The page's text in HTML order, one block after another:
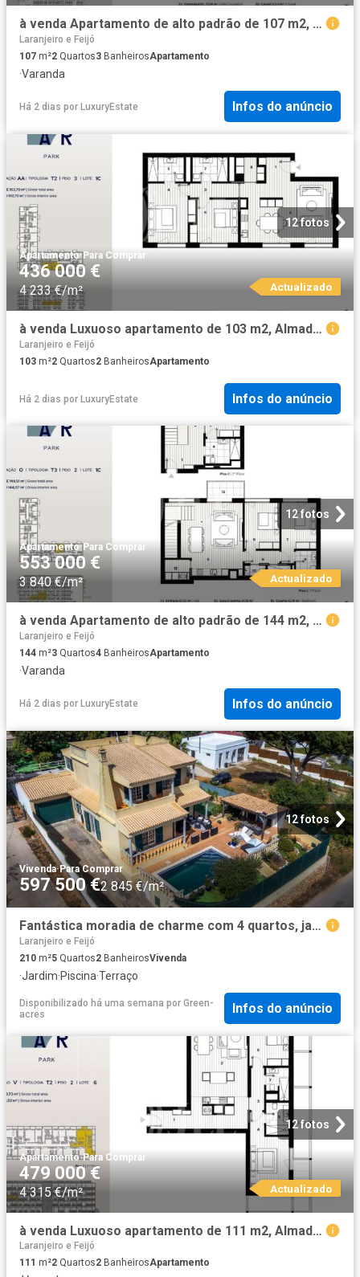
à venda Apartamento de alto padrão de 107 m2, Almada, Setúbal
Laranjeiro e Feijó
107 m²2 Quartos3 BanheirosApartamento
·Varanda
Há 2 dias por LuxuryEstate Infos do anúncio
12 fotos
Apartamento·Para Comprar
436 000 €
4 233 €/m² Actualizado
à venda Luxuoso apartamento de 103 m2, Almada, Setúbal
Laranjeiro e Feijó
103 m²2 Quartos2 BanheirosApartamento
Há 2 dias por LuxuryEstate Infos do anúncio
12 fotos
Apartamento·Para Comprar
553 000 €
3 840 €/m² Actualizado
à venda Apartamento de alto padrão de 144 m2, Almada, Portugal
Laranjeiro e Feijó
144 m²3 Quartos4 BanheirosApartamento
·Varanda
Há 2 dias por LuxuryEstate Infos do anúncio
12 fotos
Vivenda·Para Comprar
597 500 €2 845 €/m²
Fantástica moradia de charme com 4 quartos, jardim e piscina. 210m² Laranjeiro e Feijó
Laranjeiro e Feijó
210 m²5 Quartos2 BanheirosVivenda
·Jardim·Piscina·Terraço
Disponibilizado há uma semana por Green-
acres
Infos do anúncio
12 fotos
Apartamento·Para Comprar
479 000 €
4 315 €/m² Actualizado
à venda Luxuoso apartamento de 111 m2, Almada, Portugal
Laranjeiro e Feijó
111 m²2 Quartos2 BanheirosApartamento